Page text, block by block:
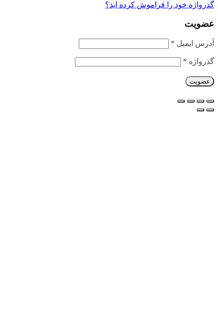
گذرواژه خود را فراموش کرده اید؟
عضویت
آدرس ایمیل *
گذرواژه *
عضویت